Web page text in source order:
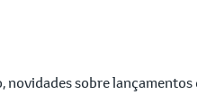
sobre